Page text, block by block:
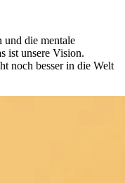
und die mentale
ist unsere Vision.
noch besser in die Welt